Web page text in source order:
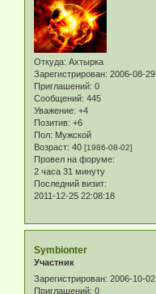
Откуда: Ахтырка
Зарегистрирован: 2006-08-29
Приглашений: 0
Сообщений: 445
Уважение: +4
Позитив: +6
Пол: Мужской
Возраст: 40 [1986-08-02]
Провел на форуме:
2 часа 31 минуту
Последний визит:
2011-12-25 22:08:18
Symbionter
Участник
Зарегистрирован: 2006-10-02
Приглашений: 0